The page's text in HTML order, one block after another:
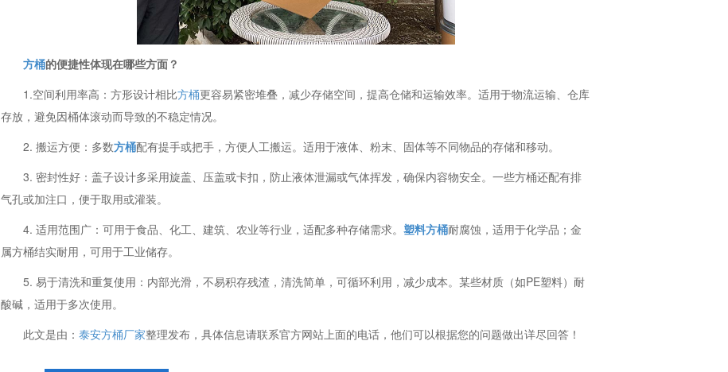
方桶的便捷性体现在哪些方面？
1.空间利用率高：方形设计相比方桶更容易紧密堆叠，减少存储空间，提高仓储和运输效率。适用于物流运输、仓库
存放，避免因桶体滚动而导致的不稳定情况。
2. 搬运方便：多数方桶配有提手或把手，方便人工搬运。适用于液体、粉末、固体等不同物品的存储和移动。
3. 密封性好：盖子设计多采用旋盖、压盖或卡扣，防止液体泄漏或气体挥发，确保内容物安全。一些方桶还配有排
气孔或加注口，便于取用或灌装。
4. 适用范围广：可用于食品、化工、建筑、农业等行业，适配多种存储需求。 塑料方桶耐腐蚀，适用于化学品；金
属方桶结实耐用，可用于工业储存。
5. 易于清洗和重复使用：内部光滑，不易积存残渣，清洗简单，可循环利用，减少成本。某些材质（如PE塑料）耐
酸碱，适用于多次使用。
此文是由： 泰安方桶厂家整理发布，具体信息请联系官方网站上面的电话，他们可以根据您的问题做出详尽回答！